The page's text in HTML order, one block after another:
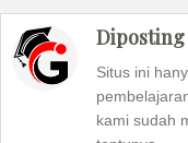
Situs ini
kami sudah